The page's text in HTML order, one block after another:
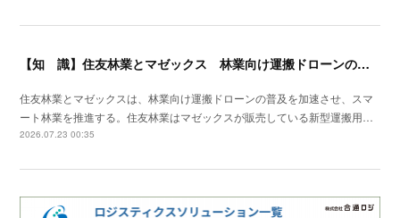
【知 識】住友林業とマゼックス 林業向け運搬ドローンの普及を加速
住友林業とマゼックスは、林業向け運搬ドローンの普及を加速させ、スマ
ート林業を推進する。住友林業はマゼックスが販売している新型運搬用…
2026.07.23 00:35